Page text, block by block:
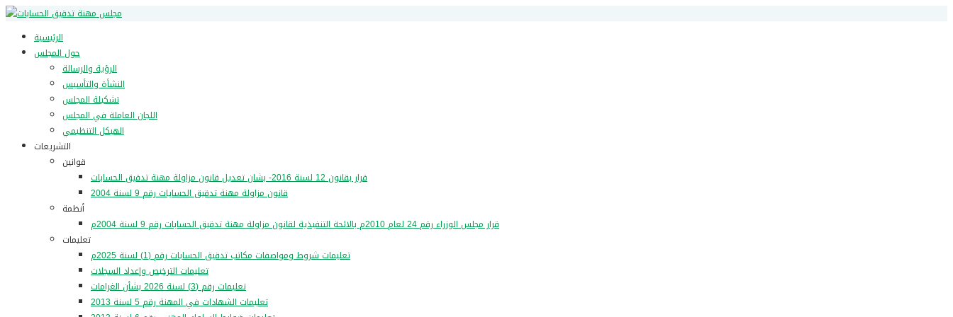
الرئيسية
حول المجلس
الرؤية والرسالة
النشأة والتأسيس
تشكيلة المجلس
اللجان العاملة في المجلس
الهيكل التنظيمي
التشريعات
قوانين
قرار بقانون 12 لسنة 2016- بشان تعديل قانون مزاولة مهنة تدقيق الحسابات
قانون مزاولة مهنة تدقيق الحسايات رقم 9 لسنة 2004
أنظمة
قرار مجلس الوزراء رقم 24 لعام 2010م بالائحة التنفيذية لقانون مزاولة مهنة تدقيق الحسابات رقم 9 لسنة 2004م
تعليمات
تعليمات شروط ومواصفات مكاتب تدقيق الحسابات رقم (1) لسنة 2025م
تعليمات الترخيص وإعداد السجلات
تعليمات رقم (3) لسنة 2026 بشأن الغرامات
تعليمات الشهادات في المهنة رقم 5 لسنة 2013